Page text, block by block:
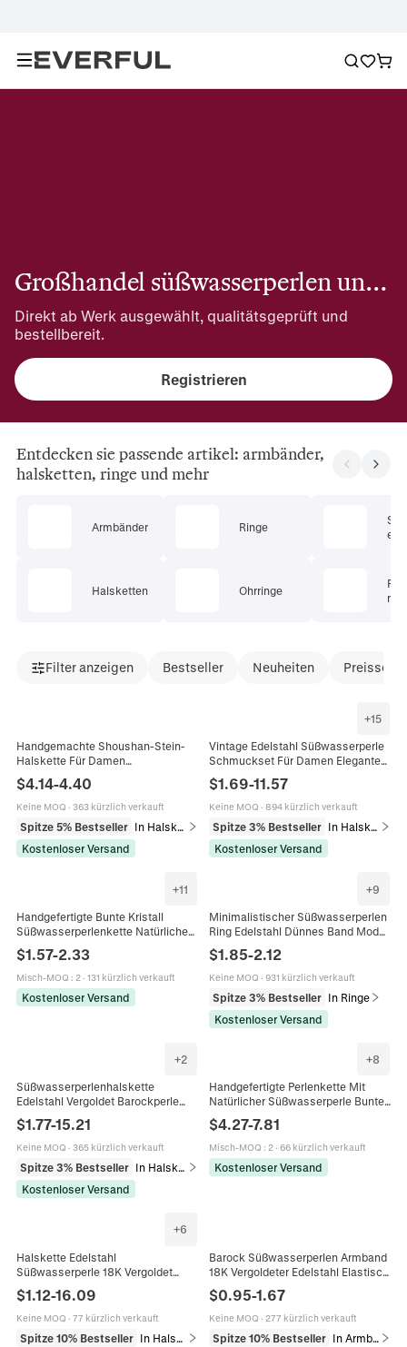
Großhandel süßwasserperlen und edelstahlteile
Direkt ab Werk ausgewählt, qualitätsgeprüft und
bestellbereit.
Registrieren
Entdecken sie passende artikel: armbänder,
halsketten, ringe und mehr
Armbänder
Halsketten
Ringe
Ohrringe
ets
Filter anzeigen Bestseller Neuheiten
Handgemachte Shoushan-Stein-
Halskette Für Damen
Süßwasserperle Edelstahlkette
Böhmische Perlenkette
Französischer Vintage-Schmuck
$4.14-4.40
Keine MOQ · 363 kürzlich verkauft
Spitze 5% Bestseller
In Halsketten
Kostenloser Versand
+15
Vintage Edelstahl Süßwasserperle
Schmuckset Für Damen Elegante
Vergoldete Strass Halskette
Armband Ohrringe
$1.69-11.57
Keine MOQ · 894 kürzlich verkauft
Spitze 3% Bestseller
In Halsketten
Kostenloser Versand
+11
Handgefertigte Bunte Kristall
Süßwasserperlenkette Natürliche
Süßwasserperle Muschel Böser
Blick Anhänger 316 Edelstahl
Schmuck Damen
$1.57-2.33
Misch-MOQ : 2· 131 kürzlich verkauft
Kostenloser Versand
+9
Minimalistischer Süßwasserperlen
Ring Edelstahl Dünnes Band Mode
Schmuck Für Frauen Elegantes
Accessoire
$1.85-2.12
Keine MOQ · 931 kürzlich verkauft
Spitze 3% Bestseller In Ringe
Kostenloser Versand
+2
Süßwasserperlenhalskette
Edelstahl Vergoldet Barockperle
Choker Für Damen Wasserdicht
Hypoallergen Schmuck
$1.77-15.21
Keine MOQ · 365 kürzlich verkauft
Spitze 3% Bestseller
In Halsketten
Kostenloser Versand
+8
Handgefertigte Perlenkette Mit
Natürlicher Süßwasserperle Bunter
Kristallstein Edelstahl Böhmischer
Sommerstil Für Damen
$4.27-7.81
Misch-MOQ : 2· 66 kürzlich verkauft
Kostenloser Versand
+6
Halskette Edelstahl
Süßwasserperle 18K Vergoldet
Damen Barockperle Anhänger
Halsketten
$1.12-16.09
Keine MOQ · 77 kürzlich verkauft
Spitze 10% Bestseller
Barock Süßwasserperlen Armband
18K Vergoldeter Edelstahl Elastisch
Schmuck Für Damen
$0.95-1.67
Keine MOQ · 277 kürzlich verkauft
Spitze 10% Bestseller